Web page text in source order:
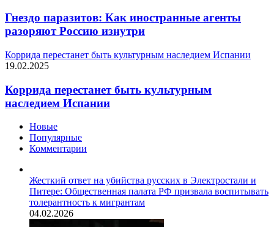
Гнездо паразитов: Как иностранные агенты
разоряют Россию изнутри
Коррида перестанет быть культурным наследием Испании
19.02.2025
Коррида перестанет быть культурным
наследием Испании
Новые
Популярные
Комментарии
Жесткий ответ на убийства русских в Электростали и
Питере: Общественная палата РФ призвала воспитывать
толерантность к мигрантам
04.02.2026